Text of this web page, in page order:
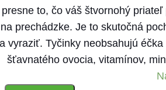
to, čo váš štvornohý
prechádzke. Je to skutočná
vyraziť. Tyčinky neobsahujú
šťavnatého ovocia, vitamínov,